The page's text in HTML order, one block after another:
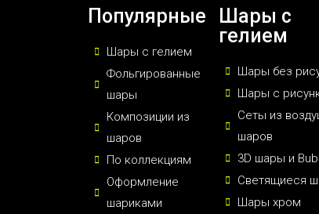
Популярные
Шары с гелием
Фольгированные
шары
Композиции из
шаров
По коллекциям
Оформление
шариками
Шары с
гелием
Шары без
Шары с
Сеты из
шаров
3D шары и
Светящиеся
Шары хром